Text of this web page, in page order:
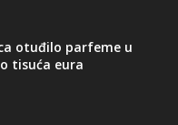
otuđilo parfeme u
tisuća eura